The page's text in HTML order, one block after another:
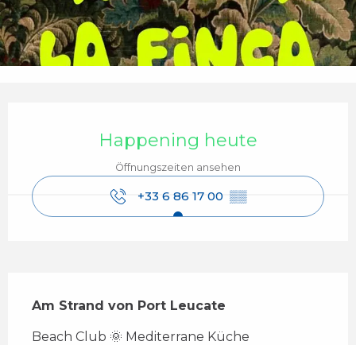
Happening heute
Öffnungszeiten ansehen
+33 6 86 17 00 ▒▒
Am Strand von Port Leucate
Beach Club 🌞 Mediterrane Küche